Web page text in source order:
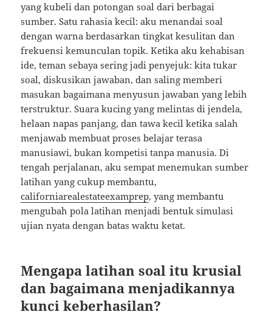
yang kubeli dan potongan soal dari berbagai
sumber. Satu rahasia kecil: aku menandai soal
dengan warna berdasarkan tingkat kesulitan dan
frekuensi kemunculan topik. Ketika aku kehabisan
ide, teman sebaya sering jadi penyejuk: kita tukar
soal, diskusikan jawaban, dan saling memberi
masukan bagaimana menyusun jawaban yang lebih
terstruktur. Suara kucing yang melintas di jendela,
helaan napas panjang, dan tawa kecil ketika salah
menjawab membuat proses belajar terasa
manusiawi, bukan kompetisi tanpa manusia. Di
tengah perjalanan, aku sempat menemukan sumber
latihan yang cukup membantu,
californiarealestateexamprep, yang membantu
mengubah pola latihan menjadi bentuk simulasi
ujian nyata dengan batas waktu ketat.
Mengapa latihan soal itu krusial
dan bagaimana menjadikannya
kunci keberhasilan?